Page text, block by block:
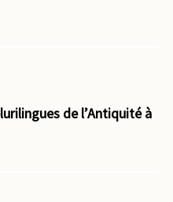
de l’Antiquité à